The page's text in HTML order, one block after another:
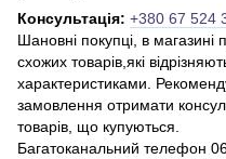
Консультація: +380 67 524
Шановні покупці, в магазині
схожих товарів,які
характеристиками.
замовлення отримати
товарів, що купуються.
Багатоканальний телефон